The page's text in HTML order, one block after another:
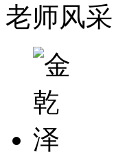
老师风采